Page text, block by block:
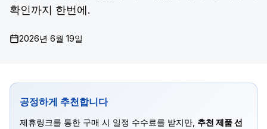
확인까지 한번에.
2026년 6월 19일
공정하게 추천합니다
제휴링크를 통한 구매 시 일정 수수료를 받지만, 추천 제품 선